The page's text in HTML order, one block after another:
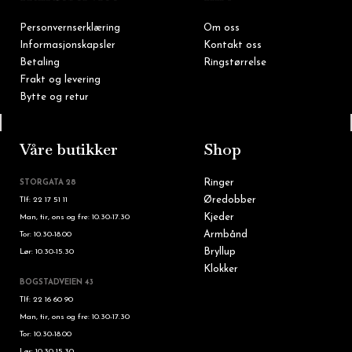
Personvernserklæring
Informasjonskapsler
Betaling
Frakt og levering
Bytte og retur
Om oss
Kontakt oss
Ringstørrelse
Våre butikker
STORGATA 28
Tlf: 22 17 51 11
Man, tir, ons og fre: 10.30-17.30
Tor: 10.30-18.00
Lør: 10.30-15.30
BOGSTADVEIEN 43
Tlf: 22 16 60 90
Man, tir, ons og fre: 10.30-17.30
Tor: 10.30-18.00
Shop
Ringer
Øredobber
Kjeder
Armbånd
Bryllup
Klokker